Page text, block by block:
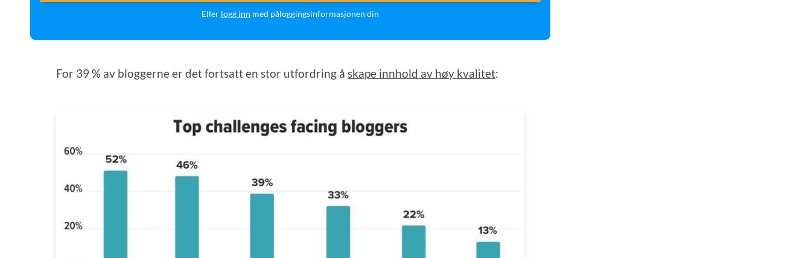
Eller logg inn med påloggingsinformasjonen din
For 39 % av bloggerne er det fortsatt en stor utfordring å skape innhold av høy kvalitet: